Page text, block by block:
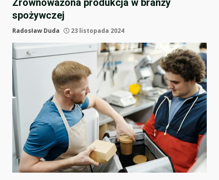
Zrównoważona produkcja w branży
spożywczej
Radosław Duda 23 listopada 2024